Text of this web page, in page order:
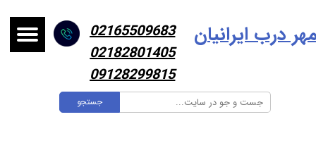
جستجو
درب ایرانیان
02165509683
02182801405
09128299815